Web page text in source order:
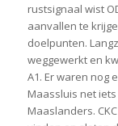
rustsignaal wist
aanvallen te
doelpunten.
weggewerkt en
A1. Er waren nog
Maassluis net
Maaslanders.